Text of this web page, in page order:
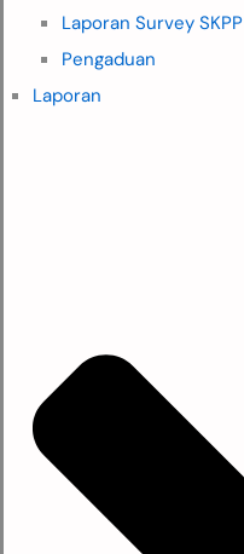
Laporan Survey SKPP
Pengaduan
Laporan